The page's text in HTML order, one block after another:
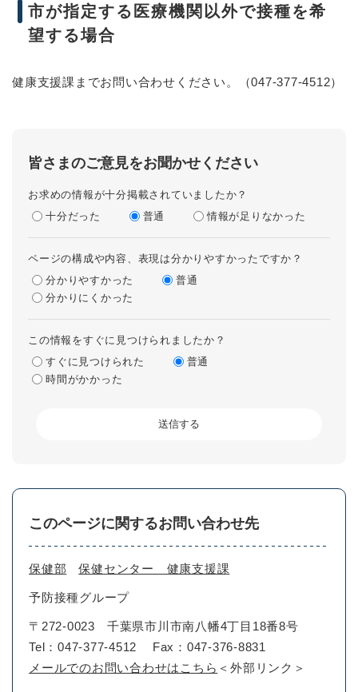
市が指定する医療機関以外で接種を希
望する場合
健康支援課までお問い合わせください。（047-377-4512）
皆さまのご意見をお聞かせください
お求めの情報が十分掲載されていましたか？
十分だった
普通 情報が足りなかった
ページの構成や内容、表現は分かりやすかったですか？
分かりやすかった
普通
分かりにくかった
この情報をすぐに見つけられましたか？
すぐに見つけられた
普通
時間がかかった
このページに関するお問い合わせ先
保健部 保健センター 健康支援課
予防接種グループ
〒272-0023
千葉県市川市南八幡4丁目18番8号
Tel：047-377-4512
Fax：047-376-8831
メールでのお問い合わせはこちら ＜外部リンク＞